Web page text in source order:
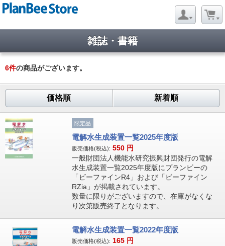
雑誌・書籍
6件の商品がございます。
価格順 新着順
限定品
電解水生成装置一覧2025年度版
販売価格(税込): 550 円
一般財団法人機能水研究振興財団発行の電解
水生成装置一覧2025年度版にプランビーの
「ビーファインR4」および「ビーファイン
RZia」が掲載されています。
数量に限りがございますので、在庫がなくな
り次第販売終了となります。
電解水生成装置一覧2022年度版
販売価格(税込): 165 円